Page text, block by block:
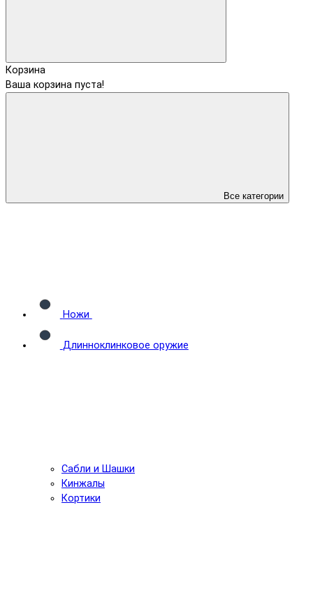
Корзина
Ваша корзина пуста!
Все категории
Ножи
Длинноклинковое оружие
Сабли и Шашки
Кинжалы
Кортики